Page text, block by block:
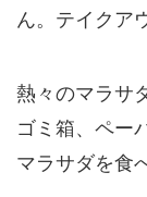
ん。 テイクア
熱々のマラサ
ゴミ箱、ペー
マラサダを食